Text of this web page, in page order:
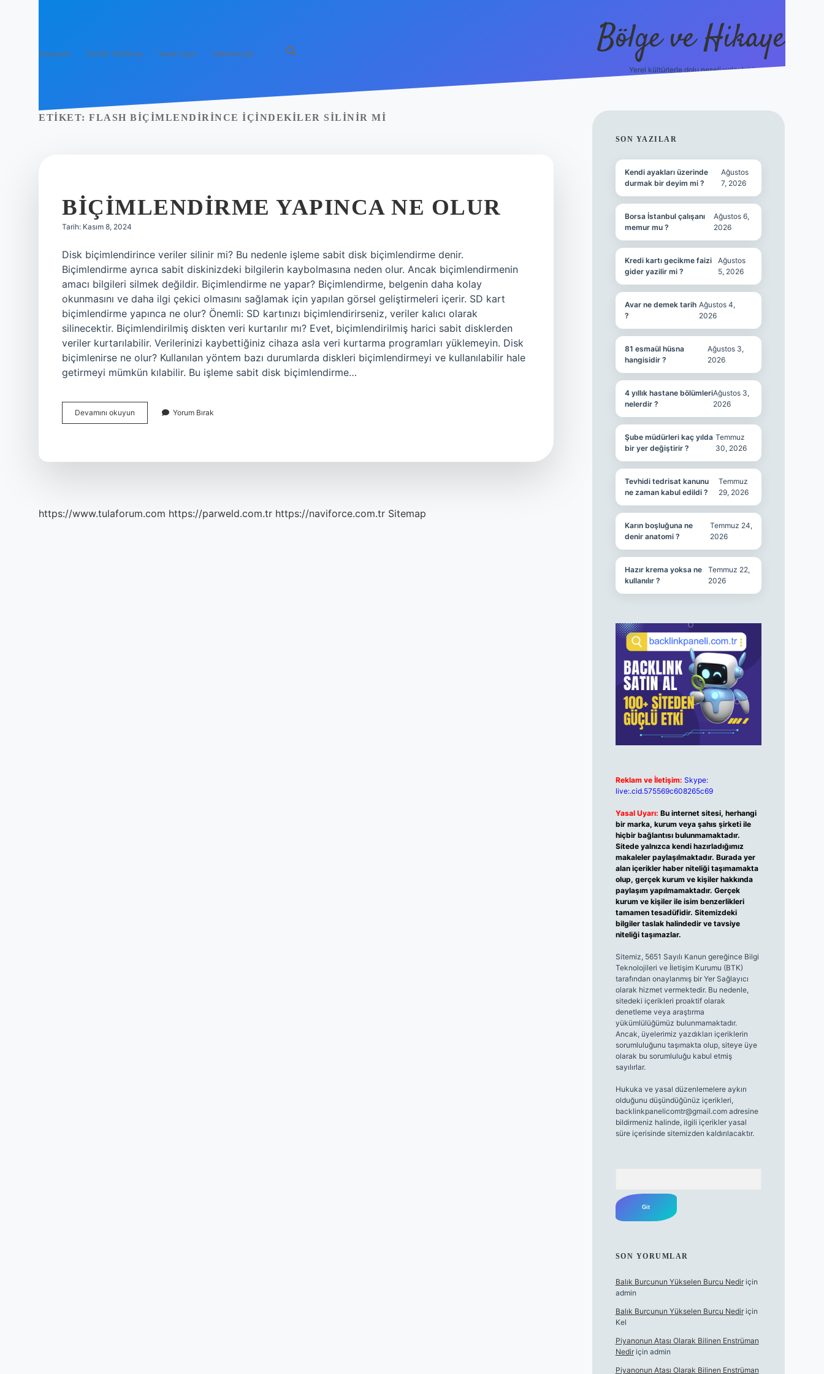
Anasayfa Gizlilik Politikası Yasal Uyarı Hakkımızda Bölge ve Hikaye
Yerel kültürlerle dolu neşeli yolculuk!
ETIKET: FLASH BIÇIMLENDIRINCE IÇINDEKILER SILINIR MI
BIÇIMLENDIRME YAPINCA NE OLUR
Tarih: Kasım 8, 2024
Disk biçimlendirince veriler silinir mi? Bu nedenle işleme sabit disk biçimlendirme denir.
Biçimlendirme ayrıca sabit diskinizdeki bilgilerin kaybolmasına neden olur. Ancak biçimlendirmenin
amacı bilgileri silmek değildir. Biçimlendirme ne yapar? Biçimlendirme, belgenin daha kolay
okunmasını ve daha ilgi çekici olmasını sağlamak için yapılan görsel geliştirmeleri içerir. SD kart
biçimlendirme yapınca ne olur? Önemli: SD kartınızı biçimlendirirseniz, veriler kalıcı olarak
silinecektir. Biçimlendirilmiş diskten veri kurtarılır mı? Evet, biçimlendirilmiş harici sabit disklerden
veriler kurtarılabilir. Verilerinizi kaybettiğiniz cihaza asla veri kurtarma programları yüklemeyin. Disk
biçimlenirse ne olur? Kullanılan yöntem bazı durumlarda diskleri biçimlendirmeyi ve kullanılabilir hale
getirmeyi mümkün kılabilir. Bu işleme sabit disk biçimlendirme…
Devamını okuyun Biçimlendirme
Yapınca
Yorum Bırak
https://www.tulaforum.com https://parweld.com.tr https://naviforce.com.tr Sitemap
SIDEBAR
SON YAZILAR
Kendi ayakları üzerinde
durmak bir deyim mi ?
Ağustos
7, 2026
Borsa İstanbul çalışanı
memur mu ?
Ağustos 6,
2026
Kredi kartı gecikme faizi
gider yazilir mi ?
Ağustos
5, 2026
Avar ne demek tarih
?
Ağustos 4,
2026
81 esmaül hüsna
hangisidir ?
Ağustos 3,
2026
4 yıllık hastane bölümleri
nelerdir ?
Ağustos 3,
2026
Şube müdürleri kaç yılda
bir yer değiştirir ?
Temmuz
30, 2026
Tevhidi tedrisat kanunu
ne zaman kabul edildi ?
Temmuz
29, 2026
Karın boşluğuna ne
denir anatomi ?
Temmuz 24,
2026
Hazır krema yoksa ne
kullanılır ?
Temmuz 22,
2026
Reklam ve İletişim: Skype:
live:.cid.575569c608265c69
Yasal Uyarı: Bu internet sitesi, herhangi
bir marka, kurum veya şahıs şirketi ile
hiçbir bağlantısı bulunmamaktadır.
Sitede yalnızca kendi hazırladığımız
makaleler paylaşılmaktadır. Burada yer
alan içerikler haber niteliği taşımamakta
olup, gerçek kurum ve kişiler hakkında
paylaşım yapılmamaktadır. Gerçek
kurum ve kişiler ile isim benzerlikleri
tamamen tesadüfidir. Sitemizdeki
bilgiler taslak halindedir ve tavsiye
niteliği taşımazlar.
Sitemiz, 5651 Sayılı Kanun gereğince Bilgi
Teknolojileri ve İletişim Kurumu (BTK)
tarafından onaylanmış bir Yer Sağlayıcı
olarak hizmet vermektedir. Bu nedenle,
sitedeki içerikleri proaktif olarak
denetleme veya araştırma
yükümlülüğümüz bulunmamaktadır.
Ancak, üyelerimiz yazdıkları içeriklerin
sorumluluğunu taşımakta olup, siteye üye
olarak bu sorumluluğu kabul etmiş
sayılırlar.
Hukuka ve yasal düzenlemelere aykırı
olduğunu düşündüğünüz içerikleri,
backlinkpanelicomtr@gmail.comadresine
bildirmeniz halinde, ilgili içerikler yasal
süre içerisinde sitemizden kaldırılacaktır.
SON YORUMLAR
Balık Burcunun Yükselen Burcu Nediriçin
admin
Balık Burcunun Yükselen Burcu Nediriçin
Kel
Piyanonun Atası Olarak Bilinen Enstrüman
Nediriçin admin
Piyanonun Atası Olarak Bilinen Enstrüman
grand